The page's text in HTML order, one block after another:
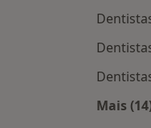
Mais